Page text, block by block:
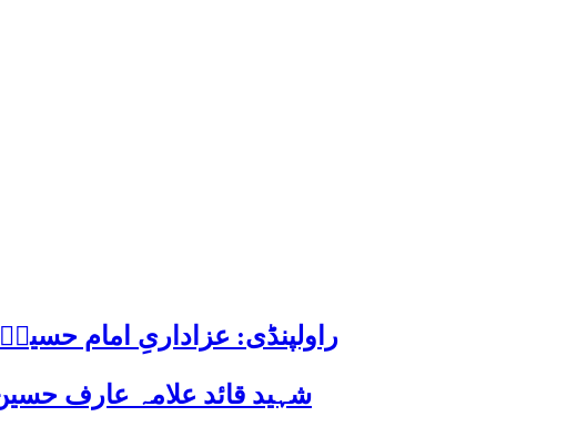
راولپنڈی: عزاداریِ امام
شہید قائد علامہ عارف